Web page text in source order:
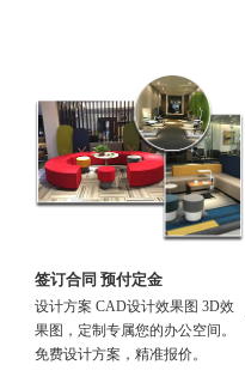
签订合同 预付定金
设计方案 CAD设计效果图 3D效
果图，定制专属您的办公空间。
免费设计方案，精准报价。